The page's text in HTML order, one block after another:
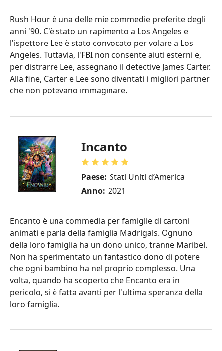
Rush Hour è una delle mie commedie preferite degli
anni '90. C'è stato un rapimento a Los Angeles e
l'ispettore Lee è stato convocato per volare a Los
Angeles. Tuttavia, l'FBI non consente aiuti esterni e,
per distrarre Lee, assegnano il detective James Carter.
Alla fine, Carter e Lee sono diventati i migliori partner
che non potevano immaginare.
Incanto
Paese: Stati Uniti d’America
Anno: 2021
Encanto è una commedia per famiglie di cartoni
animati e parla della famiglia Madrigals. Ognuno
della loro famiglia ha un dono unico, tranne Maribel.
Non ha sperimentato un fantastico dono di potere
che ogni bambino ha nel proprio complesso. Una
volta, quando ha scoperto che Encanto era in
pericolo, si è fatta avanti per l'ultima speranza della
loro famiglia.